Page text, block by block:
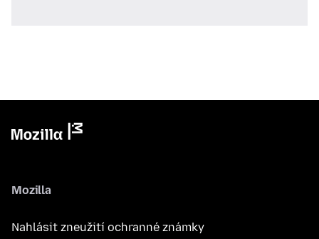
Mozilla
Nahlásit zneužití ochranné známky